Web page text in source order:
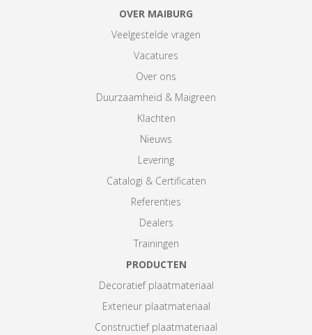
OVER MAIBURG
Veelgestelde vragen
Vacatures
Over ons
Duurzaamheid & Maigreen
Klachten
Nieuws
Levering
Catalogi & Certificaten
Referenties
Dealers
Trainingen
PRODUCTEN
Decoratief plaatmateriaal
Exterieur plaatmateriaal
Constructief plaatmateriaal